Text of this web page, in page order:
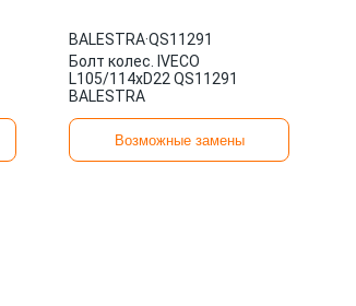
BALESTRA·QS11291
Болт колес. IVECO
L105/114xD22 QS11291
BALESTRA
Возможные замены